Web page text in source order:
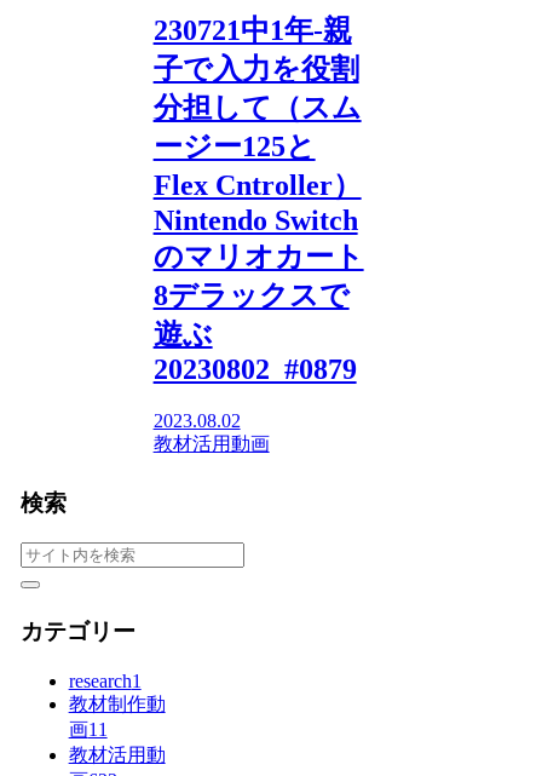
230721中1年-親
子で入力を役割
分担して（スム
ージー125と
Flex Cntroller）
Nintendo Switch
のマリオカート
8デラックスで
遊ぶ
20230802_#0879
2023.08.02
教材活用動画
検索
カテゴリー
research1
教材制作動
画11
教材活用動